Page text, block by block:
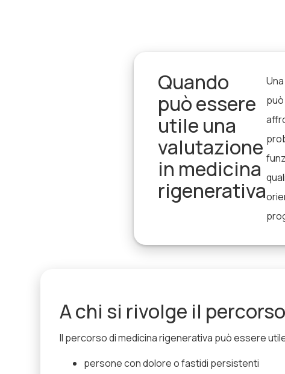
Quando
può essere
utile una
valutazione
in medicina
rigenerativa
A chi si rivolge il percorso
Il percorso di medicina rigenerativa può essere
persone con dolore o fastidi persistenti